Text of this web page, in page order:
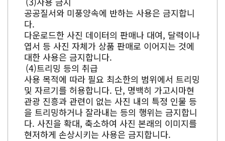
공공질서와 미풍양속에 반하는 사용은 금지합니
다.
다운로드한 사진 데이터의 판매나 대여, 달력이나
엽서 등 사진 자체가 상품 판매로 이어지는 것에
대한 사용은 금지합니다.
트리밍 등의 취급
사용 목적에 따라 필요 최소한의 범위에서 트리밍
및 자르기를 허용합니다. 단, 명백히 가고시마현
관광 진흥과 관련이 없는 사진 내의 특정 인물 등
을 트리밍하거나 잘라내는 등의 행위는 금지합니
다. 사진을 확대, 축소하여 사진 본래의 이미지를
현저하게 손상시키는 사용은 금지합니다.